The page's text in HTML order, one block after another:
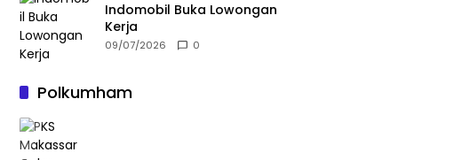
Indomobil Buka Lowongan
Kerja
09/07/2026 0
Polkumham